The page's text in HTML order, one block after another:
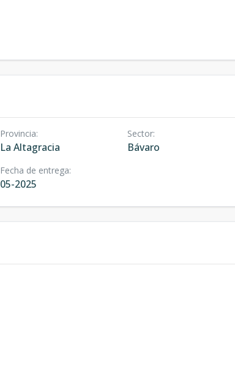
Provincia:
La Altagracia
Sector:
Bávaro
Fecha de entrega:
05-2025